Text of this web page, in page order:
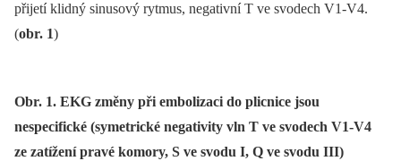
přijetí klidný sinusový rytmus, negativní T ve svodech V1-V4.
(obr. 1)
Obr. 1. EKG změny při embolizaci do plicnice jsou
nespecifické (symetrické negativity vln T ve svodech V1-V4
ze zatížení pravé komory, S ve svodu I, Q ve svodu III)